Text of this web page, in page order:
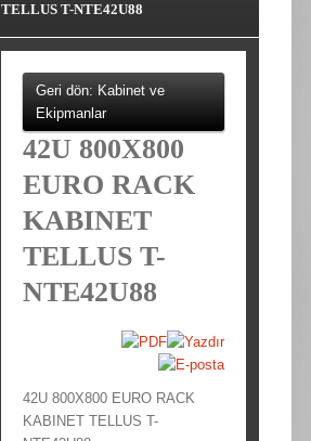
TELLUS T-NTE42U88
Geri dön: Kabinet ve
Ekipmanlar
42U 800X800
EURO RACK
KABINET
TELLUS T-
NTE42U88
42U 800X800 EURO RACK
KABINET TELLUS T-